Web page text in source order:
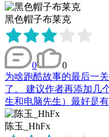
黑色帽子布莱克
0
0
为啥跑酷故事的最后一
了。 建议作者再添加几
生和电脑先生）最好是有
陈玉_HhFx